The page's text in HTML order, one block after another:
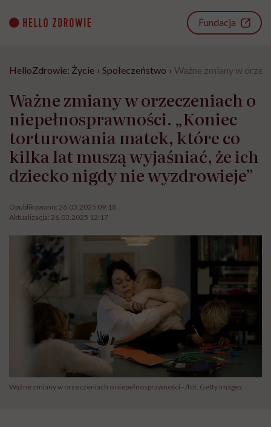
content
Fundacja
HelloZdrowie: Życie › Społeczeństwo › Ważne zmiany w
Ważne zmiany w orzeczeniach o
niepełnosprawności. „Koniec
torturowania matek, które co
kilka lat muszą wyjaśniać, że ich
dziecko nigdy nie wyzdrowieje”
Opublikowano: 26.03.2025 09:18
Aktualizacja: 26.03.2025 12:17
Ważne zmiany w orzeczeniach o niepełnosprawności - /fot. Getty Images